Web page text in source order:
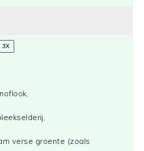
3X
verse groente (zoals